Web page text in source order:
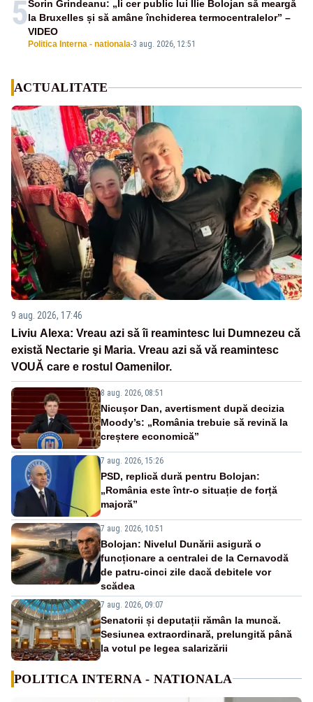
5
Politica Interna - nationala-3 aug. 2026, 12:51
Sorin Grindeanu: „Îi cer public lui Ilie Bolojan să meargă
la Bruxelles și să amâne închiderea termocentralelor” –
VIDEO
ACTUALITATE
9 aug. 2026, 17:46
Liviu Alexa: Vreau azi sǎ îi reamintesc lui Dumnezeu cǎ
existǎ Nectarie şi Maria. Vreau azi sǎ vǎ reamintesc
VOUǍ care e rostul Oamenilor.
8 aug. 2026, 08:51
Nicușor Dan, avertisment după decizia
Moody’s: „România trebuie să revină la
creștere economică”
7 aug. 2026, 15:26
PSD, replică dură pentru Bolojan:
„România este într-o situație de forță
majoră”
7 aug. 2026, 10:51
Bolojan: Nivelul Dunării asigură o
funcționare a centralei de la Cernavodă
de patru-cinci zile dacă debitele vor
scădea
7 aug. 2026, 09:07
Senatorii și deputații rămân la muncă.
Sesiunea extraordinară, prelungită până
la votul pe legea salarizării
POLITICA INTERNA - NATIONALA